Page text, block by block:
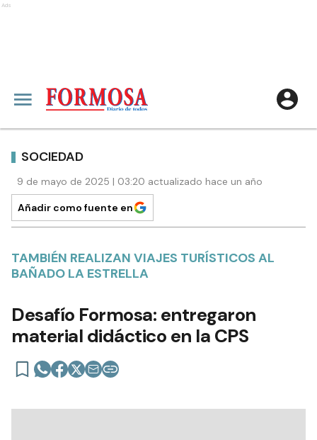
Ads
SOCIEDAD
9 de mayo de 2025 | 03:20 actualizado hace un año
Añadir como fuente en
TAMBIÉN REALIZAN VIAJES TURÍSTICOS AL
BAÑADO LA ESTRELLA
Desafío Formosa: entregaron
material didáctico en la CPS